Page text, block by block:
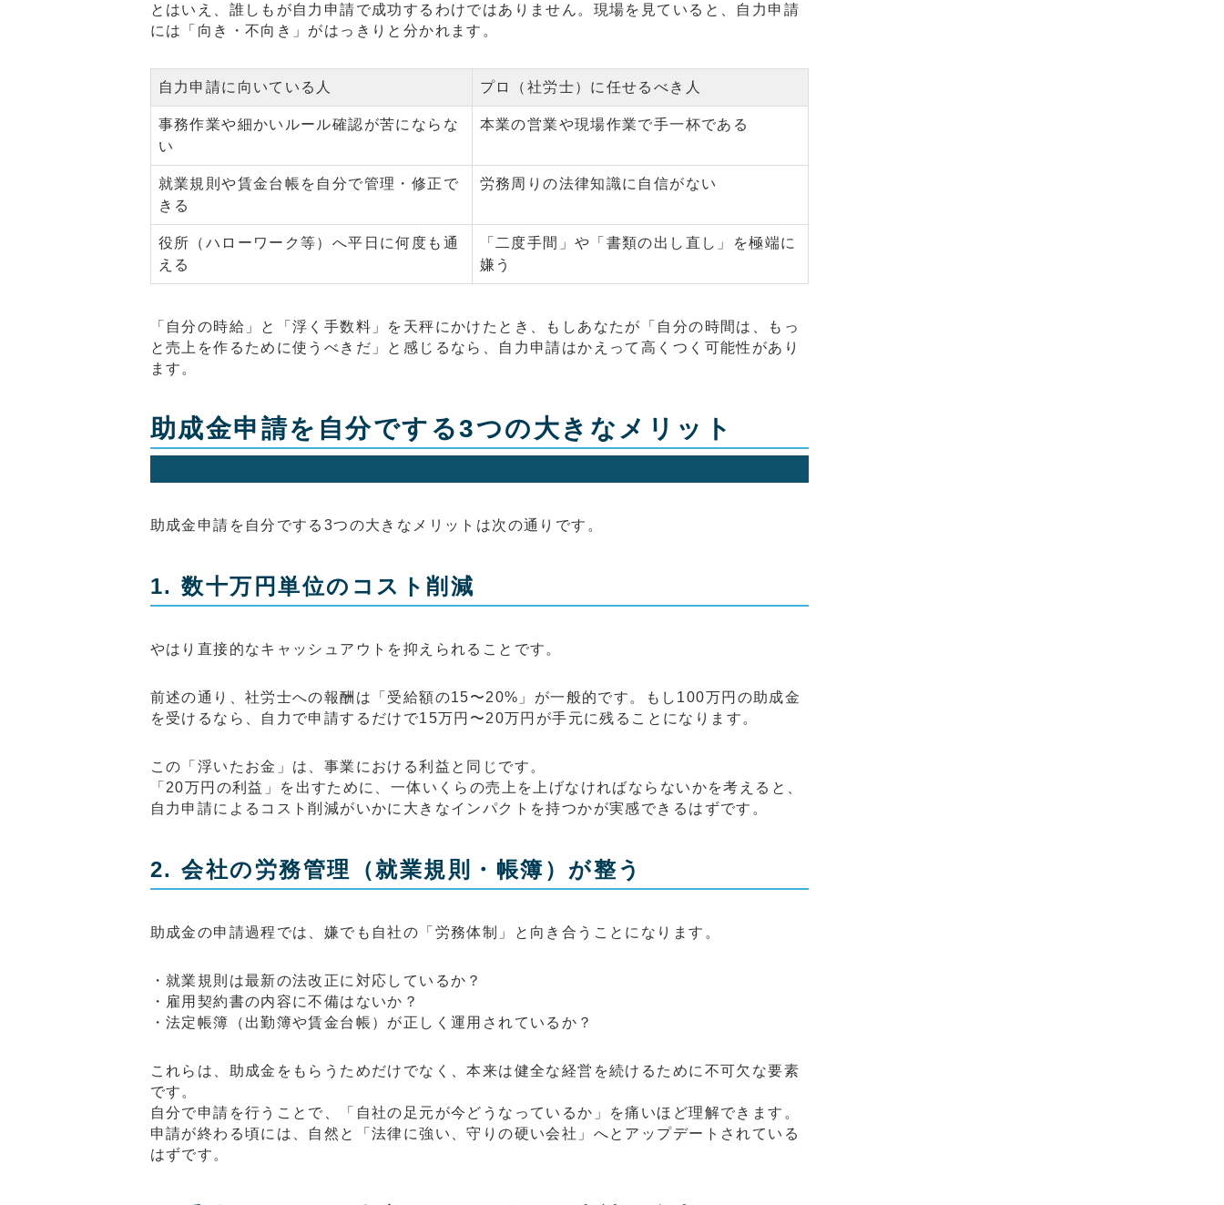
とはいえ、誰しもが自力申請で成功するわけではありません。現場を見ていると、自力申請
には「向き・不向き」がはっきりと分かれます。
自力申請に向いている人 プロ（社労士）に任せるべき人
事務作業や細かいルール確認が苦にならな
い
本業の営業や現場作業で手一杯である
就業規則や賃金台帳を自分で管理・修正で
きる
労務周りの法律知識に自信がない
役所（ハローワーク等）へ平日に何度も通
える
「二度手間」や「書類の出し直し」を極端に
嫌う
「自分の時給」と「浮く手数料」を天秤にかけたとき、もしあなたが「自分の時間は、もっ
と売上を作るために使うべきだ」と感じるなら、自力申請はかえって高くつく可能性があり
ます。
助成金申請を自分でする3つの大きなメリット
助成金申請を自分でする3つの大きなメリットは次の通りです。
1. 数十万円単位のコスト削減
やはり直接的なキャッシュアウトを抑えられることです。
前述の通り、社労士への報酬は「受給額の15〜20%」が一般的です。もし100万円の助成金
を受けるなら、自力で申請するだけで15万円〜20万円が手元に残ることになります。
この「浮いたお金」は、事業における利益と同じです。
「20万円の利益」を出すために、一体いくらの売上を上げなければならないかを考えると、
自力申請によるコスト削減がいかに大きなインパクトを持つかが実感できるはずです。
2. 会社の労務管理（就業規則・帳簿）が整う
助成金の申請過程では、嫌でも自社の「労務体制」と向き合うことになります。
・就業規則は最新の法改正に対応しているか？
・雇用契約書の内容に不備はないか？
・法定帳簿（出勤簿や賃金台帳）が正しく運用されているか？
これらは、助成金をもらうためだけでなく、本来は健全な経営を続けるために不可欠な要素
です。
自分で申請を行うことで、「自社の足元が今どうなっているか」を痛いほど理解できます。
申請が終わる頃には、自然と「法律に強い、守りの硬い会社」へとアップデートされている
はずです。